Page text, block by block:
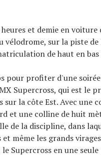
et demie en
sur la piste de
de haut en bas
pour profiter d'une
Supercross, qui est le
la côte Est. Avec une
et une colline de huit
de la discipline, dans
même les grands
Supercross en une